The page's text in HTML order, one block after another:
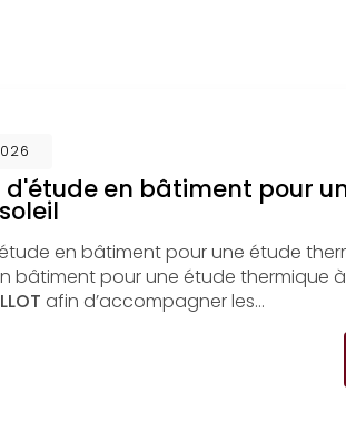
d'étude en bâtiment pour
en bâtiment pour une étude
bâtiment pour une étude thermique à
afin d’accompagner les…